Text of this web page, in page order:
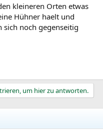
kleineren Orten etwas
Hühner haelt und
sich noch gegenseitig
um hier zu antworten.